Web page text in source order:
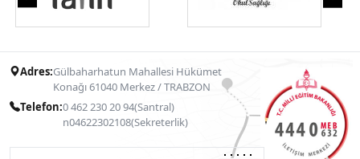
Adres:Gülbaharhatun Mahallesi Hükümet
Konağı 61040 Merkez / TRABZON
Telefon:0 462 230 20 94(Santral)
n04622302108(Sekreterlik)